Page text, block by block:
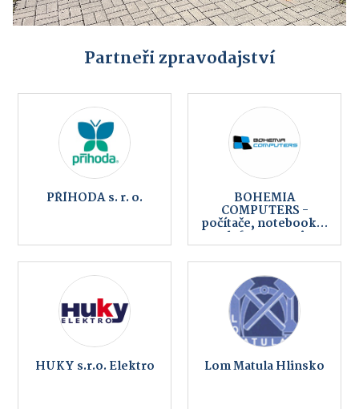
Partneři zpravodajství
PŘÍHODA s. r. o. BOHEMIA
COMPUTERS -
počítače, notebooky,
telefony, servis,
internet
HUKY s.r.o. Elektro Lom Matula Hlinsko